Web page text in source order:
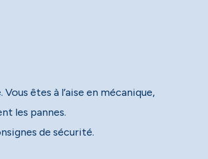
êtes à l’aise en mécanique,
les pannes.
de sécurité.